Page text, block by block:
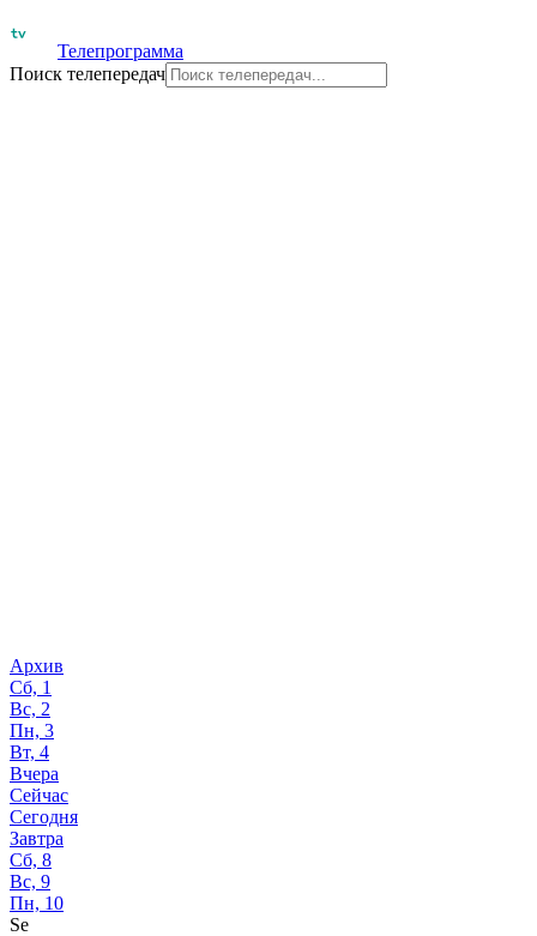
Телепрограмма
Поиск телепередач
Архив
Сб, 1
Вс, 2
Пн, 3
Вт, 4
Вчера
Сейчас
Сегодня
Завтра
Сб, 8
Вс, 9
Пн, 10
Se